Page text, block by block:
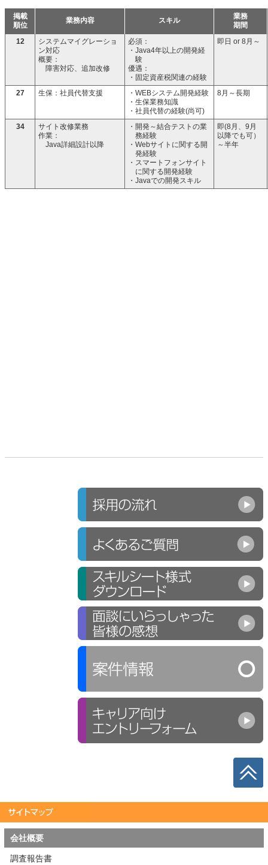
掲載
順位
業務内容 スキル
業務
期間
掲載
順位
業務内容 スキル
業務
期間
12
システムマイグレーショ
ン対応
概要：
障害対応、追加改修
必須：
・Java4年以上の開発経
験
優遇：
・固定資産税関連の経験
即日 or 8月～
27 生保：社員代替支援
・WEBシステム開発経験
・生保業務知識
・社員代替の経験(尚可)
8月～長期
34
サイト改修業務
作業：
Java詳細設計以降
・開発～結合テストの業
務経験
・Webサイトに関する開
発経験
・スマートフォンサイト
に関する開発経験
・Javaでの開発スキル
即(8月、9月
以降でも可）
～半年
会社概要
調査報告書